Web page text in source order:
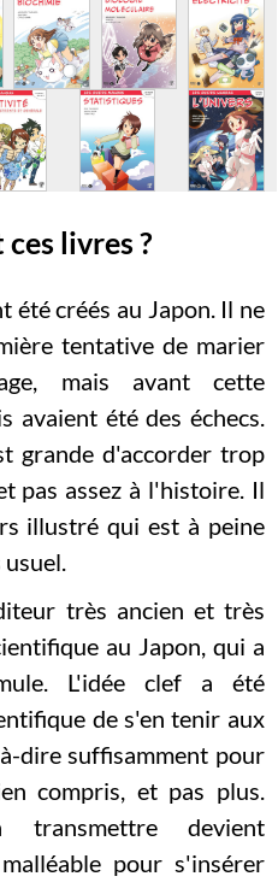
livres ?
été créés au Japon. Il ne
tentative de marier
mais avant cette
avaient été des échecs.
grande d'accorder trop
pas assez à l'histoire. Il
illustré qui est à peine
très ancien et très
au Japon, qui a
L'idée clef a été
de s'en tenir aux
dire suffisamment pour
compris, et pas plus.
devient
pour s'insérer